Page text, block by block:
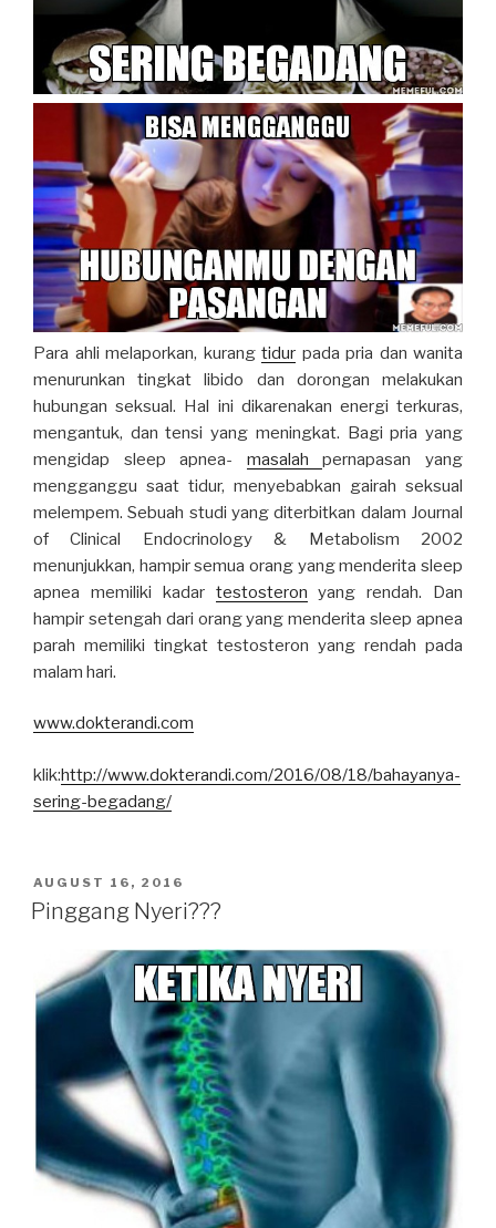
Para ahli melaporkan, kurang tidur pada pria dan wanita
menurunkan tingkat libido dan dorongan melakukan
hubungan seksual. Hal ini dikarenakan energi terkuras,
mengantuk, dan tensi yang meningkat. Bagi pria yang
mengidap sleep apnea- masalahpernapasan yang
mengganggu saat tidur, menyebabkan gairah seksual
melempem. Sebuah studi yang diterbitkan dalam Journal
of Clinical Endocrinology & Metabolism 2002
menunjukkan, hampir semua orang yang menderita sleep
apnea memiliki kadar testosteron yang rendah. Dan
hampir setengah dari orang yang menderita sleep apnea
parah memiliki tingkat testosteron yang rendah pada
malam hari.
www.dokterandi.com
klik:http://www.dokterandi.com/2016/08/18/bahayanya-
sering-begadang/
POSTED
ON
AUGUST 16, 2016
Pinggang Nyeri???